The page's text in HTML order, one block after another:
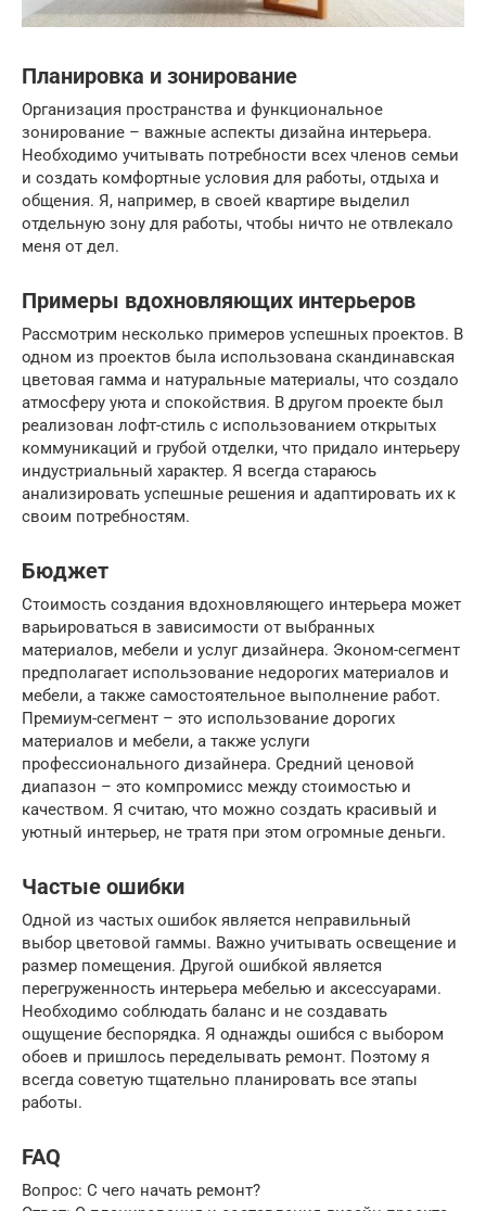
Планировка и зонирование
Организация пространства и функциональное
зонирование – важные аспекты дизайна интерьера.
Необходимо учитывать потребности всех членов семьи
и создать комфортные условия для работы, отдыха и
общения. Я, например, в своей квартире выделил
отдельную зону для работы, чтобы ничто не отвлекало
меня от дел.
Примеры вдохновляющих интерьеров
Рассмотрим несколько примеров успешных проектов. В
одном из проектов была использована скандинавская
цветовая гамма и натуральные материалы, что создало
атмосферу уюта и спокойствия. В другом проекте был
реализован лофт-стиль с использованием открытых
коммуникаций и грубой отделки, что придало интерьеру
индустриальный характер. Я всегда стараюсь
анализировать успешные решения и адаптировать их к
своим потребностям.
Бюджет
Стоимость создания вдохновляющего интерьера может
варьироваться в зависимости от выбранных
материалов, мебели и услуг дизайнера. Эконом-сегмент
предполагает использование недорогих материалов и
мебели, а также самостоятельное выполнение работ.
Премиум-сегмент – это использование дорогих
материалов и мебели, а также услуги
профессионального дизайнера. Средний ценовой
диапазон – это компромисс между стоимостью и
качеством. Я считаю, что можно создать красивый и
уютный интерьер, не тратя при этом огромные деньги.
Частые ошибки
Одной из частых ошибок является неправильный
выбор цветовой гаммы. Важно учитывать освещение и
размер помещения. Другой ошибкой является
перегруженность интерьера мебелью и аксессуарами.
Необходимо соблюдать баланс и не создавать
ощущение беспорядка. Я однажды ошибся с выбором
обоев и пришлось переделывать ремонт. Поэтому я
всегда советую тщательно планировать все этапы
работы.
FAQ
Вопрос: С чего начать ремонт?